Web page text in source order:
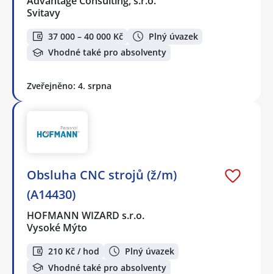
Svitavy
37 000 – 40 000 Kč
Plný úvazek
Vhodné také pro absolventy
Zveřejněno: 4. srpna
Obsluha CNC strojů (ž/m)
(A14430)
HOFMANN WIZARD s.r.o.
Vysoké Mýto
210 Kč / hod
Plný úvazek
Vhodné také pro absolventy